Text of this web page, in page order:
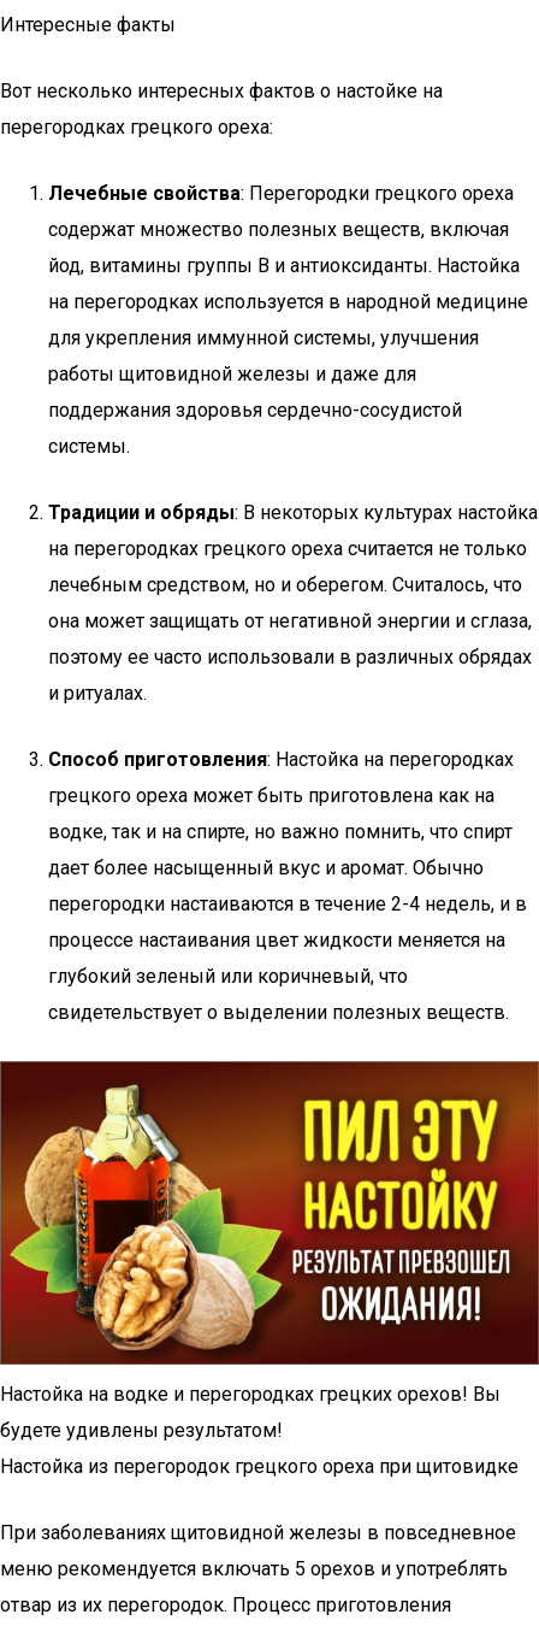
Интересные факты
Вот несколько интересных фактов о настойке на
перегородках грецкого ореха:
Лечебные свойства: Перегородки грецкого ореха
содержат множество полезных веществ, включая
йод, витамины группы B и антиоксиданты. Настойка
на перегородках используется в народной медицине
для укрепления иммунной системы, улучшения
работы щитовидной железы и даже для
поддержания здоровья сердечно-сосудистой
системы.
Традиции и обряды: В некоторых культурах настойка
на перегородках грецкого ореха считается не только
лечебным средством, но и оберегом. Считалось, что
она может защищать от негативной энергии и сглаза,
поэтому ее часто использовали в различных обрядах
и ритуалах.
Способ приготовления: Настойка на перегородках
грецкого ореха может быть приготовлена как на
водке, так и на спирте, но важно помнить, что спирт
дает более насыщенный вкус и аромат. Обычно
перегородки настаиваются в течение 2-4 недель, и в
процессе настаивания цвет жидкости меняется на
глубокий зеленый или коричневый, что
свидетельствует о выделении полезных веществ.
Настойка на водке и перегородках грецких орехов! Вы
будете удивлены результатом!
Настойка из перегородок грецкого ореха при щитовидке
При заболеваниях щитовидной железы в повседневное
меню рекомендуется включать 5 орехов и употреблять
отвар из их перегородок. Процесс приготовления